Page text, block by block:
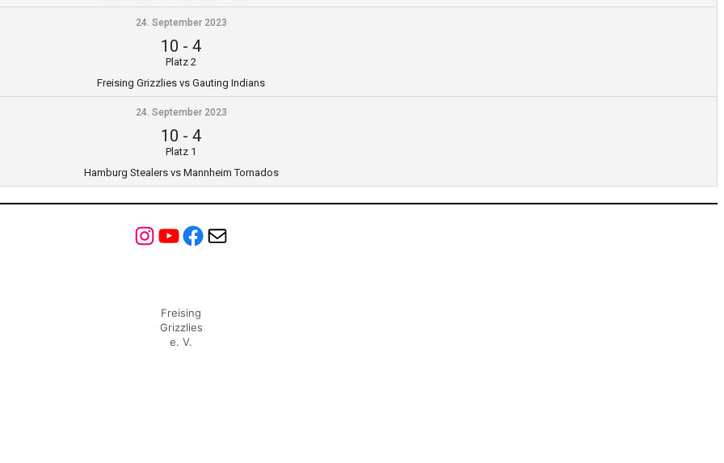
24. September 2023
10 - 4
Platz 2
Freising Grizzlies vs Gauting Indians
24. September 2023
10 - 4
Platz 1
Hamburg Stealers vs Mannheim Tornados
Instagram
YouTube
Facebook
Mail
Freising
Grizzlies
e. V.